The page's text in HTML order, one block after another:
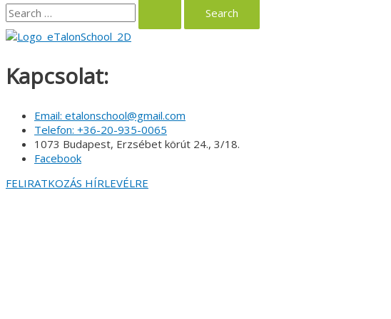
Search
for:
Kapcsolat:
Email: etalonschool@gmail.com
Telefon: +36-20-935-0065
1073 Budapest, Erzsébet körút 24., 3/18.
Facebook
FELIRATKOZÁS HÍRLEVÉLRE